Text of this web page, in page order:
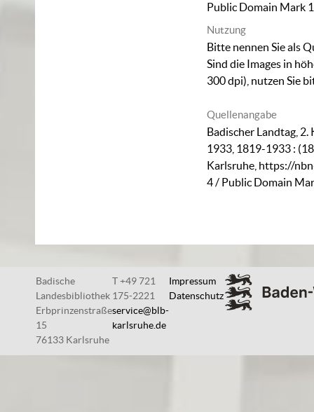
Public Domain Mark
Nutzung
Bitte nennen Sie als
Sind die Images in
300 dpi), nutzen Sie
Quellenangabe
Badischer Landtag,
1933, 1819-1933 :
Karlsruhe, https://
4/ Public Domain
Badische
Landesbibliothek
Erbprinzenstraße
15
76133 Karlsruhe
T +49 721
175-2221
service@blb-
karlsruhe.de
Impressum
Datenschutz